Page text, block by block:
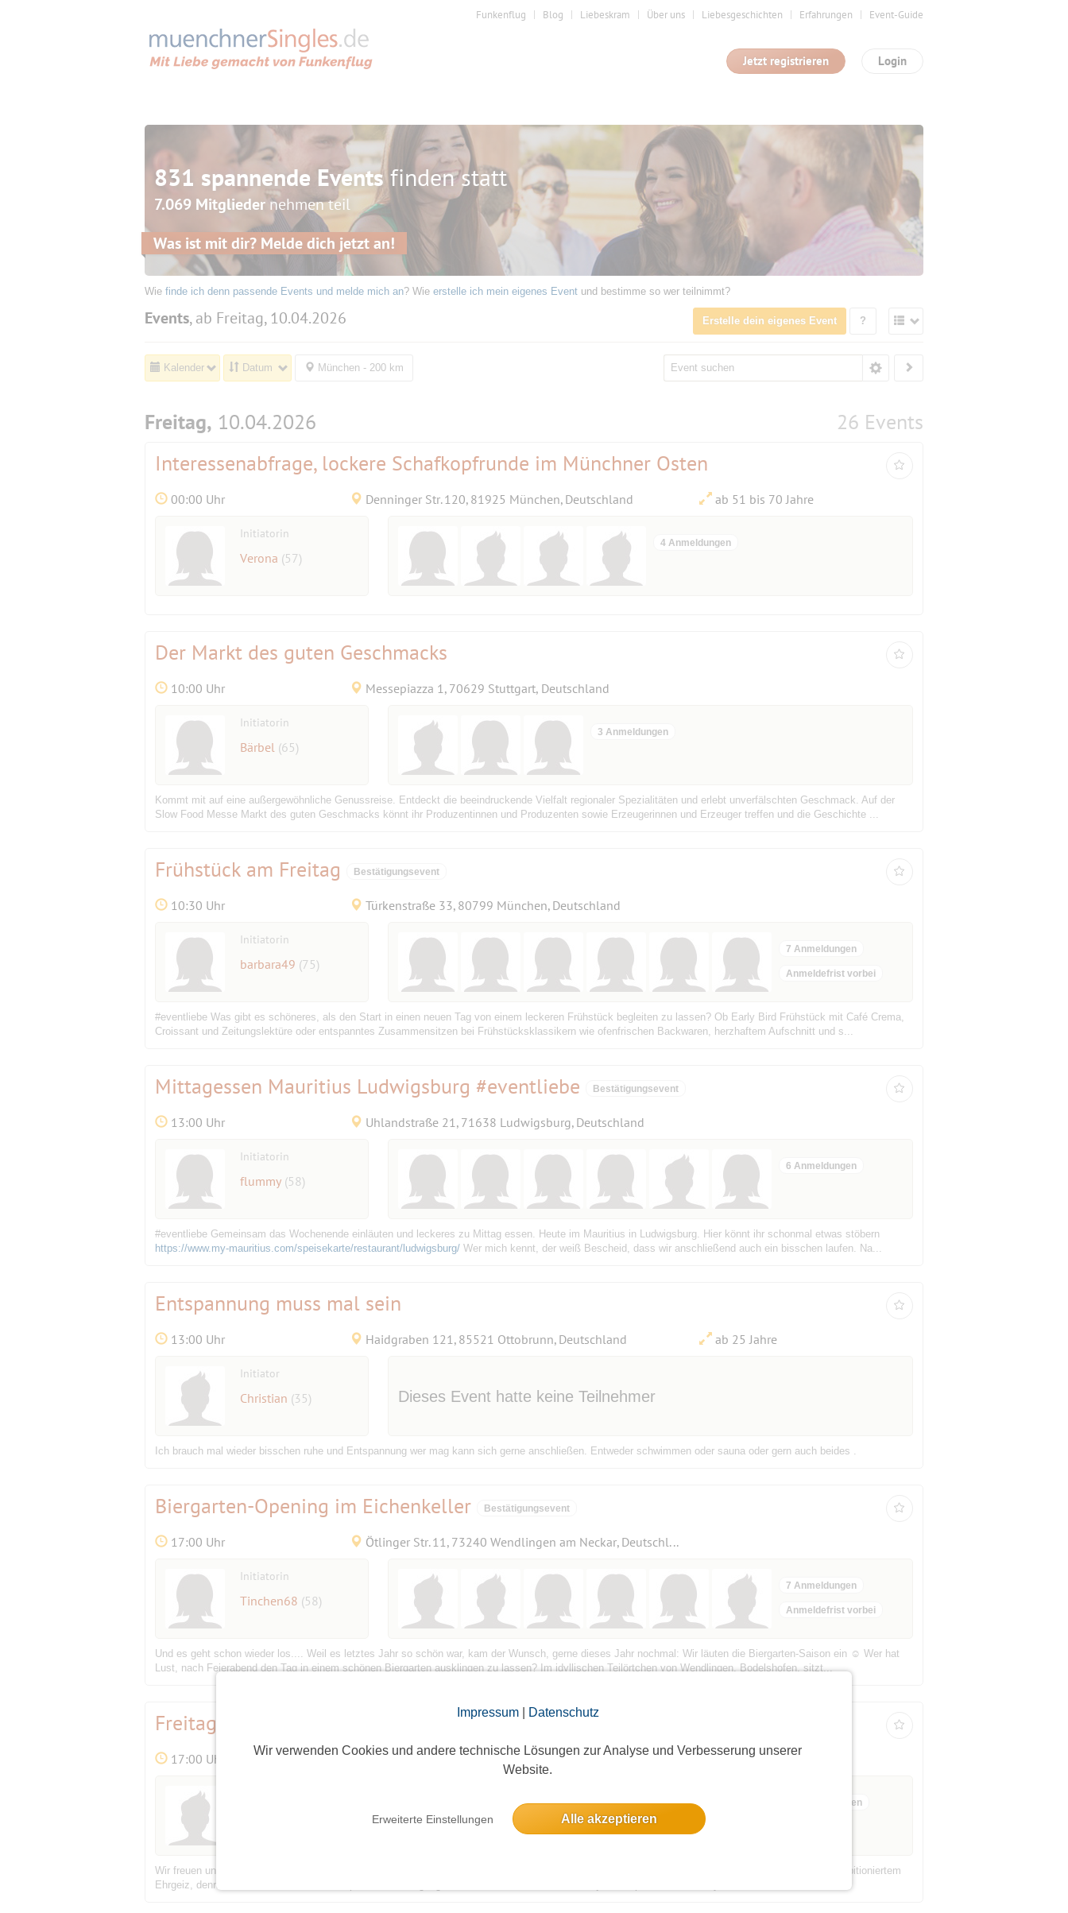
Impressum| Datenschutz
Wir verwenden Cookies und andere technische Lösungen zur Analyse und Verbesserung unserer
Website.
Erweiterte Einstellungen Alle akzeptieren
Funkenflug Blog Liebeskram Über uns Liebesgeschichten Erfahrungen Event-Guide
Login
Jetzt registrieren
831 spannende Eventsfinden statt
7.069 Mitgliedernehmen teil
Was ist mit dir? Melde dich jetzt an!
Wie finde ich denn passende Events und melde mich an? Wie erstelle ich mein eigenes Event und bestimme so wer teilnimmt?
Events, ab Freitag, 10.04.2026 Erstelle dein eigenes Event ?
Kalender Datum München - 200 km
Freitag, 10.04.2026
26 Events
Interessenabfrage, lockere Schafkopfrunde im Münchner Osten
00:00 Uhr Denninger Str. 120, 81925 München, Deutschland ab 51 bis 70 Jahre
Initiatorin
Verona (57)
4 Anmeldungen
Der Markt des guten Geschmacks
10:00 Uhr Messepiazza 1, 70629 Stuttgart, Deutschland
Initiatorin
Bärbel (65)
3 Anmeldungen
Kommt mit auf eine außergewöhnliche Genussreise. Entdeckt die beeindruckende Vielfalt regionaler Spezialitäten und erlebt unverfälschten Geschmack. Auf der
Slow Food Messe Markt des guten Geschmacks könnt ihr Produzentinnen und Produzenten sowie Erzeugerinnen und Erzeuger treffen und die Geschichte ...
Frühstück am Freitag Bestätigungsevent
10:30 Uhr Türkenstraße 33, 80799 München, Deutschland
Initiatorin
barbara49 (75)
7 Anmeldungen
Anmeldefrist vorbei
#eventliebe Was gibt es schöneres, als den Start in einen neuen Tag von einem leckeren Frühstück begleiten zu lassen? Ob Early Bird Frühstück mit Café Crema,
Croissant und Zeitungslektüre oder entspanntes Zusammensitzen bei Frühstücksklassikern wie ofenfrischen Backwaren, herzhaftem Aufschnitt und s...
Mittagessen Mauritius Ludwigsburg #eventliebe Bestätigungsevent
13:00 Uhr Uhlandstraße 21, 71638 Ludwigsburg, Deutschland
Initiatorin
flummy (58)
6 Anmeldungen
#eventliebe Gemeinsam das Wochenende einläuten und leckeres zu Mittag essen. Heute im Mauritius in Ludwigsburg. Hier könnt ihr schonmal etwas stöbern
https://www.my-mauritius.com/speisekarte/restaurant/ludwigsburg/ Wer mich kennt, der weiß Bescheid, dass wir anschließend auch ein bisschen laufen. Na...
Entspannung muss mal sein
13:00 Uhr Haidgraben 121, 85521 Ottobrunn, Deutschland ab 25 Jahre
Initiator
Christian (35) Dieses Event hatte keine Teilnehmer
Ich brauch mal wieder bisschen ruhe und Entspannung wer mag kann sich gerne anschließen. Entweder schwimmen oder sauna oder gern auch beides .
Biergarten-Opening im Eichenkeller Bestätigungsevent
17:00 Uhr Ötlinger Str. 11, 73240 Wendlingen am Neckar, Deutschland
Initiatorin
Tinchen68 (58)
7 Anmeldungen
Anmeldefrist vorbei
Und es geht schon wieder los.... Weil es letztes Jahr so schön war, kam der Wunsch, gerne dieses Jahr nochmal: Wir läuten die Biergarten-Saison ein ☺️ Wer hat
Lust, nach Feierabend den Tag in einem schönen Biergarten ausklingen zu lassen? Im idyllischen Teilörtchen von Wendlingen, Bodelshofen, sitzt...
Freitags - Federballer
17:00 Uhr München
13 Anmeldungen
Wir freuen uns über neue und alte Spielende mit eher hoher Spielstärke! Wir spielen - Badminton, nicht zu verwechseln mit Federball - mit sportlich ambitioniertem
Ehrgeiz, dennoch nicht verbissen - mit respektvollem Umgang untereinander und mischen nach jedem Spiel durch - mit Nylon-Federbällen der ...